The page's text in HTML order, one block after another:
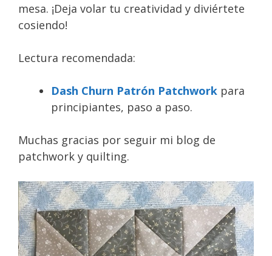
mesa. ¡Deja volar tu creatividad y diviértete
cosiendo!
Lectura recomendada:
Dash Churn Patrón Patchwork para
principiantes, paso a paso.
Muchas gracias por seguir mi blog de
patchwork y quilting.